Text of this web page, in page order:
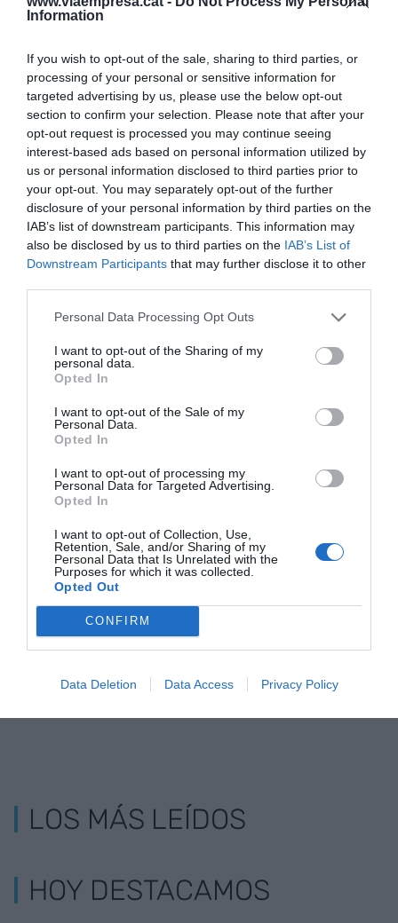
Information
If you wish to opt-out of the sale, sharing to third parties, or
processing of your personal or sensitive information for
targeted advertising by us, please use the below opt-out
section to confirm your selection. Please note that after your
opt-out request is processed you may continue seeing
interest-based ads based on personal information utilized by
us or personal information disclosed to third parties prior to
your opt-out. You may separately opt-out of the further
disclosure of your personal information by third parties on the
IAB’s list of downstream participants. This information may
also be disclosed by us to third parties on the IAB’s List of
Downstream Participants that may further disclose it to other
Personal Data Processing Opt Outs
I want to opt-out of the Sharing of my
personal data.
Opted In
I want to opt-out of the Sale of my
Personal Data.
Opted In
I want to opt-out of processing my
Personal Data for Targeted Advertising.
Opted In
I want to opt-out of Collection, Use,
Retention, Sale, and/or Sharing of my
Personal Data that Is Unrelated with the
Purposes for which it was collected.
Opted Out
CONFIRM
Data Deletion Data Access Privacy Policy
año anterior.
AñadirVIA Empresa como fuente preferida
de Google de forma gratuita
Mantente informado con las últimas noticias de
ACTIVAR AHORA
RELACIONADAS
¿Cómo tengo que
hacer la declaración
de renta si he
estado en ERTE? ¿Y
si he recibido
renta término a
término
Catalunya
las
LOS MÁS LEÍDOS
HOY DESTACAMOS